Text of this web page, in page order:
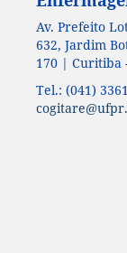
Av. Prefeito
632, Jardim
170 | Curitiba
Tel.: (041)